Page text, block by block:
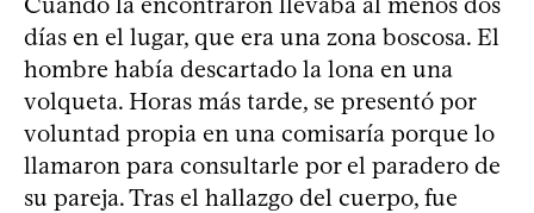
días en el lugar, que era una zona boscosa. El
hombre había descartado la lona en una
volqueta. Horas más tarde, se presentó por
voluntad propia en una comisaría porque lo
llamaron para consultarle por el paradero de
su pareja. Tras el hallazgo del cuerpo, fue